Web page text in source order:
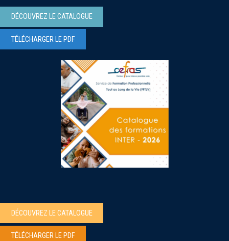
DÉCOUVREZ LE CATALOGUE
TÉLÉCHARGER LE PDF
DÉCOUVREZ LE CATALOGUE
TÉLÉCHARGER LE PDF